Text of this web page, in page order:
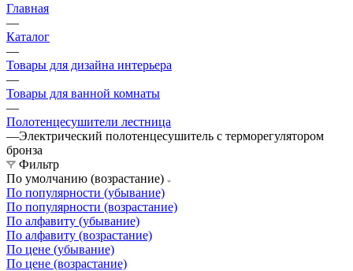
Главная
—
Каталог
—
Товары для дизайна интерьера
—
Товары для ванной комнаты
—
Полотенцесушители лестница
—Электрический полотенцесушитель с терморегулятором
бронза
Фильтр
По умолчанию (возрастание)
По популярности (убывание)
По популярности (возрастание)
По алфавиту (убывание)
По алфавиту (возрастание)
По цене (убывание)
По цене (возрастание)